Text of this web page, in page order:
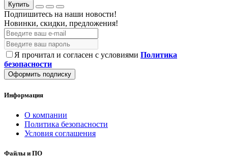
Купить
Подпишитесь на наши новости!
Новинки, скидки, предложения!
Я прочитал и согласен с условиями Политика
безопасности
Оформить подписку
Информация
О компании
Политика безопасности
Условия соглашения
Файлы и ПО